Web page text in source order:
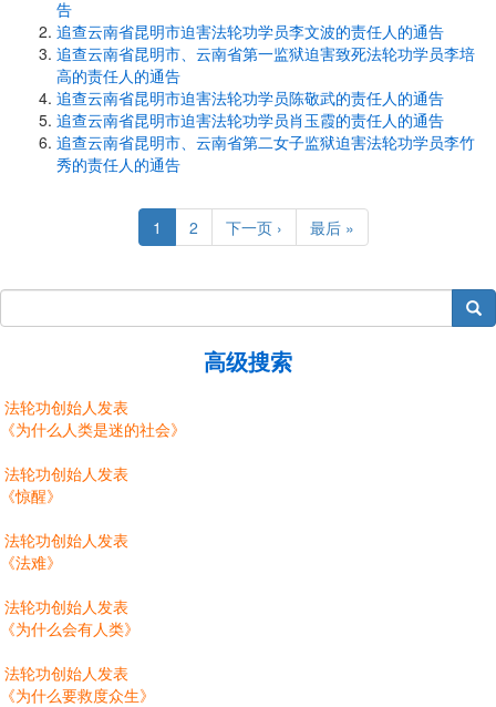
告
追查云南省昆明市迫害法轮功学员李文波的责任人的通告
追查云南省昆明市、云南省第一监狱迫害致死法轮功学员李培
高的责任人的通告
追查云南省昆明市迫害法轮功学员陈敬武的责任人的通告
追查云南省昆明市迫害法轮功学员肖玉霞的责任人的通告
追查云南省昆明市、云南省第二女子监狱迫害法轮功学员李竹
秀的责任人的通告
Current
page
1 Page
2
Next
page
下一页 ›
Last
page
最后 »
搜索
高级搜索
法轮功创始人发表
《为什么人类是迷的社会》
法轮功创始人发表
《惊醒》
法轮功创始人发表
《法难》
法轮功创始人发表
《为什么会有人类》
法轮功创始人发表
《为什么要救度众生》